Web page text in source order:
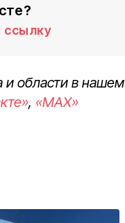
ссылку
и области в нашем
, «MAX»